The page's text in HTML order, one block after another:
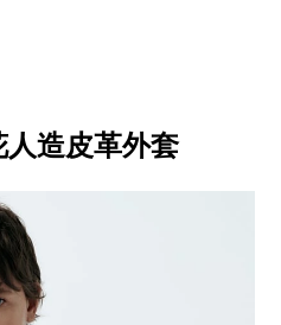
人造皮革外套